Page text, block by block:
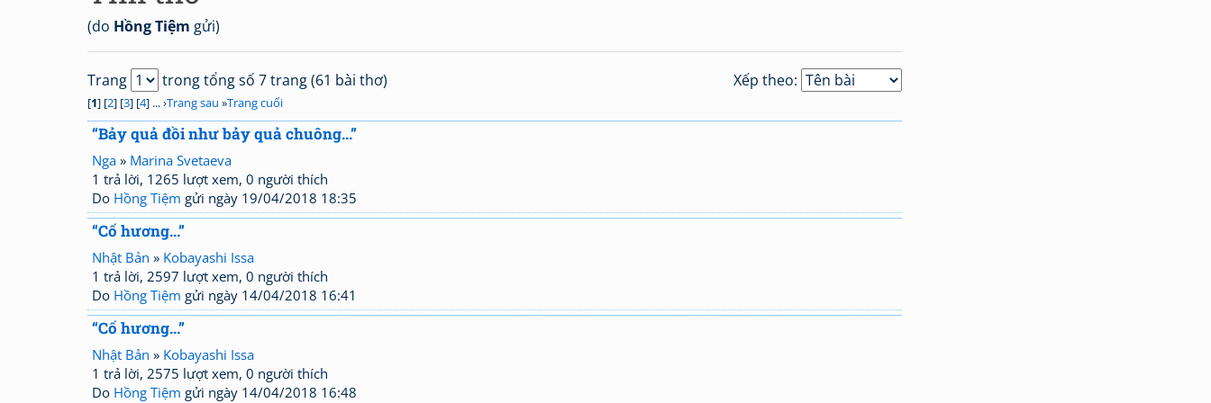
(do Hồng Tiệm gửi)
Xếp theo:
Trang trong tổng số 7 trang (61 bài thơ)
[1] [2] [3] [4] ... ›Trang sau »Trang cuối
“Bảy quả đồi như bảy quả chuông...”
Nga » Marina Svetaeva
1 trả lời, 1265 lượt xem, 0 người thích
Do Hồng Tiệm gửi ngày 19/04/2018 18:35
“Cố hương...”
Nhật Bản » Kobayashi Issa
1 trả lời, 2597 lượt xem, 0 người thích
Do Hồng Tiệm gửi ngày 14/04/2018 16:41
“Cố hương...”
Nhật Bản » Kobayashi Issa
1 trả lời, 2575 lượt xem, 0 người thích
Do Hồng Tiệm gửi ngày 14/04/2018 16:48